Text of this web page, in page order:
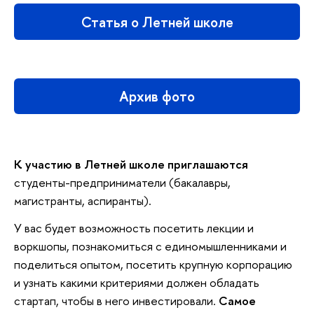
Статья о Летней школе
Архив фото
К участию в Летней школе приглашаются
студенты-предприниматели (бакалавры,
магистранты, аспиранты).
У вас будет возможность посетить лекции и
воркшопы, познакомиться с единомышленниками и
поделиться опытом, посетить крупную корпорацию
и узнать какими критериями должен обладать
стартап, чтобы в него инвестировали. Самое